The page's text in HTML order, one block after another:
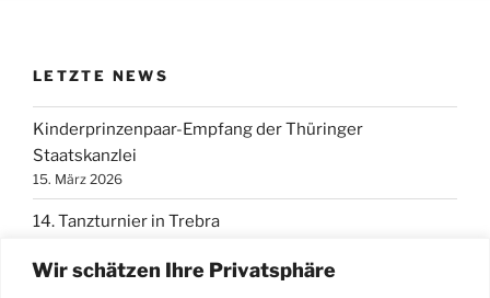
Wir schätzen Ihre Privatsphäre
LETZTE NEWS
Kinderprinzenpaar-Empfang der Thüringer
Staatskanzlei
15. März 2026
14. Tanzturnier in Trebra
Karnevalistischer Gottesdienst 2026